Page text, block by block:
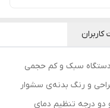
کاربران
سشوار 1500وات مدل پاناسونیک EH-ND57 دستگاه سبک و کم حجمی
و رنگ بدنه‌ی سشوار
درجه تنظیم دمای